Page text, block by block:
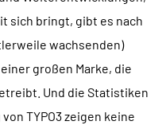
sich bringt, gibt es nach
wachsenden)
großen Marke, die
Und die Statistiken
TYPO3 zeigen keine